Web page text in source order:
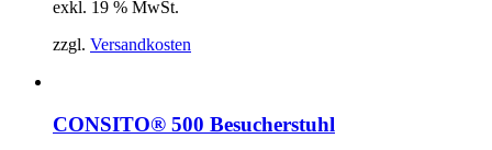
exkl. 19 % MwSt.
zzgl. Versandkosten
CONSITO® 500 Besucherstuhl